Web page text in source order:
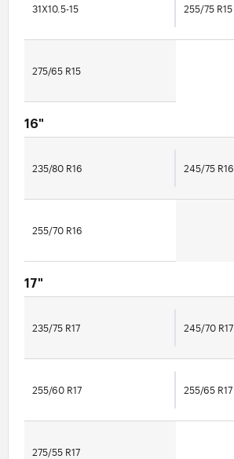
31X10.5-15 255/75 R15
275/65 R15
16"
235/80 R16 245/75 R16
255/70 R16
17"
235/75 R17 245/70 R17
255/60 R17 255/65 R17
275/55 R17